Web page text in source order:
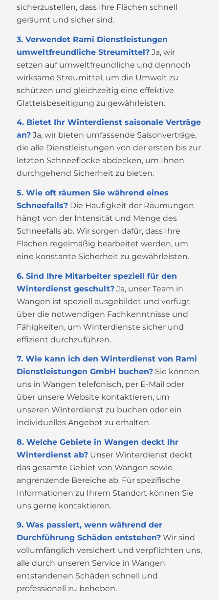
sicherzustellen, dass Ihre Flächen schnell
geräumt und sicher sind.
3. Verwendet Rami Dienstleistungen
umweltfreundliche Streumittel?Ja, wir
setzen auf umweltfreundliche und dennoch
wirksame Streumittel, um die Umwelt zu
schützen und gleichzeitig eine effektive
Glatteisbeseitigung zu gewährleisten.
4. Bietet Ihr Winterdienst saisonale Verträge
an?Ja, wir bieten umfassende Saisonverträge,
die alle Dienstleistungen von der ersten bis zur
letzten Schneeflocke abdecken, um Ihnen
durchgehend Sicherheit zu bieten.
5. Wie oft räumen Sie während eines
Schneefalls?Die Häufigkeit der Räumungen
hängt von der Intensität und Menge des
Schneefalls ab. Wir sorgen dafür, dass Ihre
Flächen regelmäßig bearbeitet werden, um
eine konstante Sicherheit zu gewährleisten.
6. Sind Ihre Mitarbeiter speziell für den
Winterdienst geschult?Ja, unser Team in
Wangen ist speziell ausgebildet und verfügt
über die notwendigen Fachkenntnisse und
Fähigkeiten, um Winterdienste sicher und
effizient durchzuführen.
7. Wie kann ich den Winterdienst von Rami
Dienstleistungen GmbH buchen?Sie können
uns in Wangen telefonisch, per E-Mail oder
über unsere Website kontaktieren, um
unseren Winterdienst zu buchen oder ein
individuelles Angebot zu erhalten.
8. Welche Gebiete in Wangen deckt Ihr
Winterdienst ab?Unser Winterdienst deckt
das gesamte Gebiet von Wangen sowie
angrenzende Bereiche ab. Für spezifische
Informationen zu Ihrem Standort können Sie
uns gerne kontaktieren.
9. Was passiert, wenn während der
Durchführung Schäden entstehen?Wir sind
vollumfänglich versichert und verpflichten uns,
alle durch unseren Service in Wangen
entstandenen Schäden schnell und
professionell zu beheben.